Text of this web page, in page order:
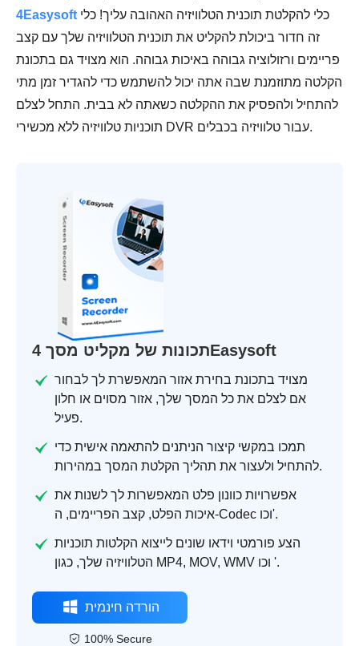
4Easysoft
זה חדור ביכולת להקליט את תוכנית הטלוויזיה שלך עם קצב
פריימים ורזולוציה גבוהה באיכות גבוהה. הוא מצויד גם בתכונת
הקלטה מתוזמנת שבה אתה יכול להשתמש כדי להגדיר זמן מתי
להתחיל ולהפסיק את ההקלטה כשאתה לא בבית. התחל לצלם
תוכניות טלוויזיה ללא מכשירי DVR עבור טלוויזיה בכבלים.
תכונות של מקליט מסך 4Easysoft
מצויד בתכונת בחירת אזור המאפשרת לך לבחור
אם לצלם את כל המסך שלך, אזור מסוים או חלון
פעיל.
תמכו במקשי קיצור הניתנים להתאמה אישית כדי
להתחיל ולעצור את תהליך הקלטת המסך במהירות.
אפשרויות כוונון פלט המאפשרות לך לשנות את
איכות הפלט, קצב הפריימים, ה-Codec וכו'.
הצע פורמטי וידאו שונים לייצוא הקלטות תוכניות
הטלוויזיה שלך, כגון MP4, MOV, WMV וכו '.
הורדה חינמית
100% Secure